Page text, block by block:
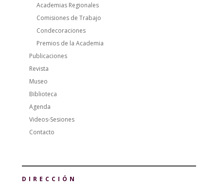
Academias Regionales
Comisiones de Trabajo
Condecoraciones
Premios de la Academia
Publicaciones
Revista
Museo
Biblioteca
Agenda
Videos-Sesiones
Contacto
DIRECCIÓN